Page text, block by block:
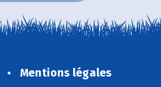
Mentions légales